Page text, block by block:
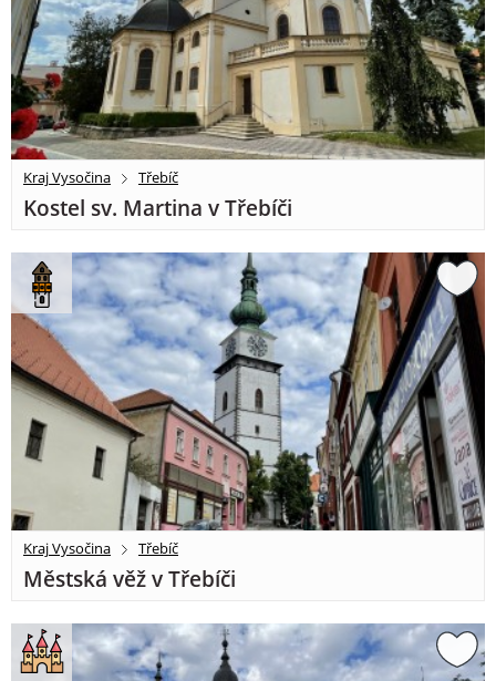
Kraj Vysočina Třebíč
Kostel sv. Martina v Třebíči
Kraj Vysočina Třebíč
Městská věž v Třebíči